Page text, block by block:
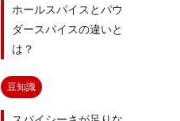
ホールスパイスとパウ
ダースパイスの違いと
は？
豆知識